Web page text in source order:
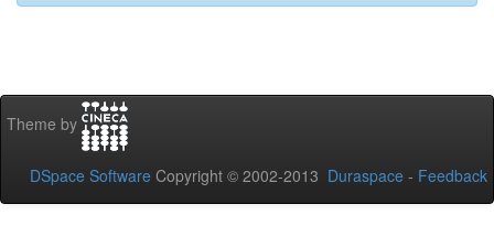
Theme by
DSpace Software Copyright © 2002-2013 Duraspace - Feedback